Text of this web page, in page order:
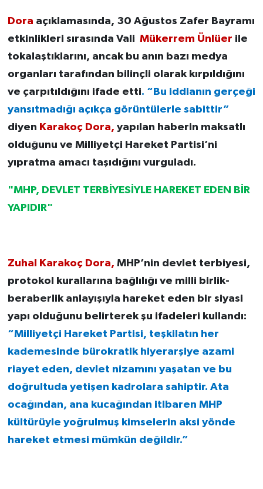
Dora açıklamasında, 30 Ağustos Zafer Bayramı
etkinlikleri sırasında Vali Mükerrem Ünlüer ile
tokalaştıklarını, ancak bu anın bazı medya
organları tarafından bilinçli olarak kırpıldığını
ve çarpıtıldığını ifade etti. “Bu iddianın gerçeği
yansıtmadığı açıkça görüntülerle sabittir”
diyen Karakoç Dora, yapılan haberin maksatlı
olduğunu ve Milliyetçi Hareket Partisi’ni
yıpratma amacı taşıdığını vurguladı.
"MHP, DEVLET TERBİYESİYLE HAREKET EDEN BİR
YAPIDIR"
Zuhal Karakoç Dora, MHP’nin devlet terbiyesi,
protokol kurallarına bağlılığı ve milli birlik-
beraberlik anlayışıyla hareket eden bir siyasi
yapı olduğunu belirterek şu ifadeleri kullandı:
“Milliyetçi Hareket Partisi, teşkilatın her
kademesinde bürokratik hiyerarşiye azami
riayet eden, devlet nizamını yaşatan ve bu
doğrultuda yetişen kadrolara sahiptir. Ata
ocağından, ana kucağından itibaren MHP
kültürüyle yoğrulmuş kimselerin aksi yönde
hareket etmesi mümkün değildir.”